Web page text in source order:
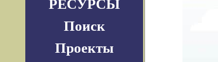
РЕСУРСЫ
Поиск
Проекты